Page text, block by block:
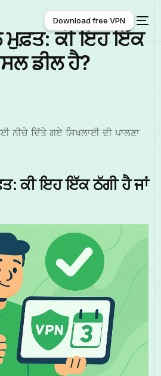
free VPN
Download free VPN
ਮੁਫ਼ਤ: ਕੀ ਇਹ ਇੱਕ
ਡੀਲ ਹੈ?
ਨੀਚੇ ਦਿੱਤੇ ਗਏ ਸਿਖਲਾਈ ਦੀ ਪਾਲਣਾ
ਕੀ ਇਹ ਇੱਕ ਠੱਗੀ ਹੈ ਜਾਂ